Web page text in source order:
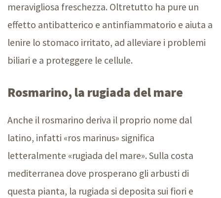
meravigliosa freschezza. Oltretutto ha pure un
effetto antibatterico e antinfiammatorio e aiuta a
lenire lo stomaco irritato, ad alleviare i problemi
biliari e a proteggere le cellule.
Rosmarino, la rugiada del mare
Anche il rosmarino deriva il proprio nome dal
latino, infatti «ros marinus» significa
letteralmente «rugiada del mare». Sulla costa
mediterranea dove prosperano gli arbusti di
questa pianta, la rugiada si deposita sui fiori e